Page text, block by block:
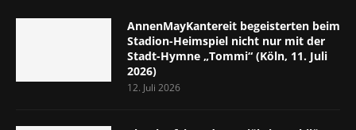
AnnenMayKantereit begeisterten beim
Stadion-Heimspiel nicht nur mit der
Stadt-Hymne „Tommi“ (Köln, 11. Juli
2026)
12. Juli 2026